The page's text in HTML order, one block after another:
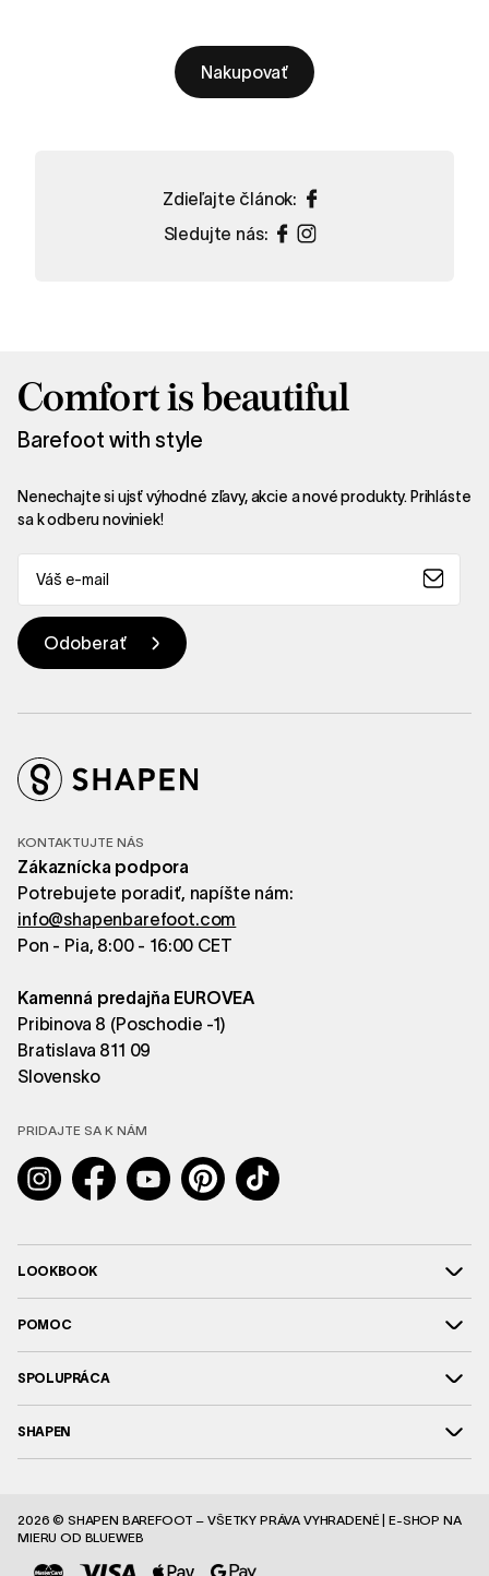
Nakupovať
Zdieľajte článok:
Sledujte nás:
Comfort is beautiful
Barefoot with style
Nenechajte si ujsť výhodné zľavy, akcie a nové produkty. Prihláste
sa k odberu noviniek!
KONTAKTUJTE NÁS
Zákaznícka podpora
Potrebujete poradiť, napíšte nám:
info@shapenbarefoot.com
Pon - Pia, 8:00 - 16:00 CET
Kamenná predajňa EUROVEA
Pribinova 8 (Poschodie -1)
Bratislava 811 09
Slovensko
PRIDAJTE SA K NÁM
InstagramFacebookYouTubePinterestTikTok
LOOKBOOK
POMOC
SPOLUPRÁCA
SHAPEN
2026 © SHAPEN BAREFOOT – VŠETKY PRÁVA VYHRADENÉ | E-SHOP NA
MIERU OD BLUEWEB